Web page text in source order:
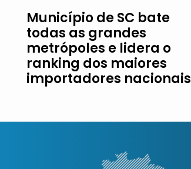
Município de SC bate
todas as grandes
metrópoles e lidera o
ranking dos maiores
importadores nacionais